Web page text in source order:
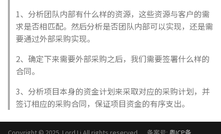
1、分析团队内部有什么样的资源，这些资源与客户的需
求是否相匹配。然后分析是否团队内部可以实现，还是需
要通过外部采购实现。
2、确定下来需要外部采购之后，我们需要签署什么样的
合同。
3、分析项目本身的资金计划来采取对应的采购计划，并
签订相应的采购合同，保证项目资金的有序支出。